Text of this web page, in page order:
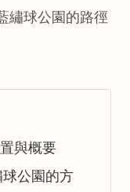
繡球公園的路徑
與概要
公園的方